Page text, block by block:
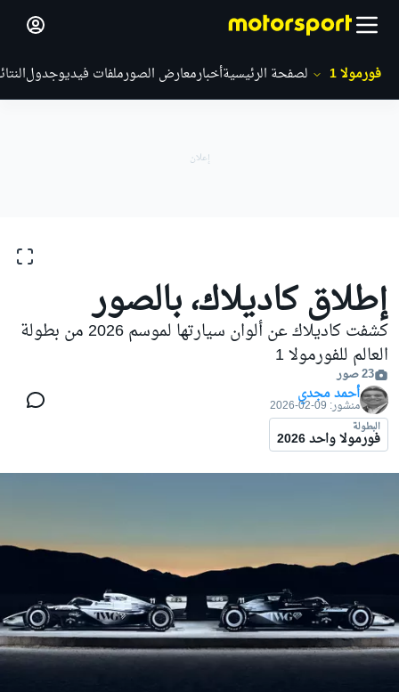
فورمولا 1 الصفحة الرئيسيةأخبارمعارض الصورملفات فيديوجدول
إطلاق كاديلاك، بالصور كشفت كاديلاك عن ألوان سيارتها لموسم 2026 من بطولة
العالم للفورمولا 1
23 صور
أحمد مجدي
منشور: 09-02-2026
البطولة
فورمولا واحد 2026